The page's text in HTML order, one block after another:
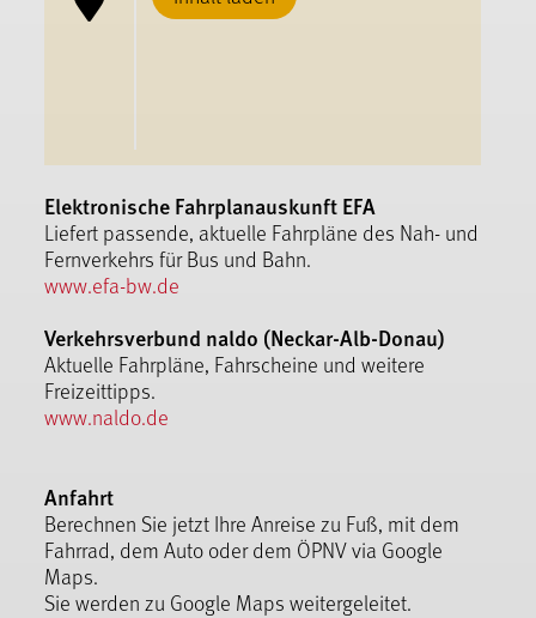
Elektronische Fahrplanauskunft EFA
Liefert passende, aktuelle Fahrpläne des Nah- und
Fernverkehrs für Bus und Bahn.
www.efa-bw.de
Verkehrsverbund naldo (Neckar-Alb-Donau)
Aktuelle Fahrpläne, Fahrscheine und weitere
Freizeittipps.
www.naldo.de
Anfahrt
Berechnen Sie jetzt Ihre Anreise zu Fuß, mit dem
Fahrrad, dem Auto oder dem ÖPNV via Google
Maps.
Sie werden zu Google Maps weitergeleitet.